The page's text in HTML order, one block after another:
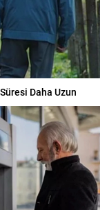
Daha Uzun